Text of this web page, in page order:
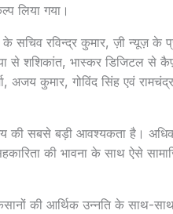
लिया गया।
रविन्द्र कुमार, ज़ी न्यूज़ के
से शशिकांत, भास्कर डिजिटल से
कुमार, गोविंद सिंह एवं
की सबसे बड़ी आवश्यकता है।
की भावना के साथ ऐसे
की आर्थिक उन्नति के साथ-साथ